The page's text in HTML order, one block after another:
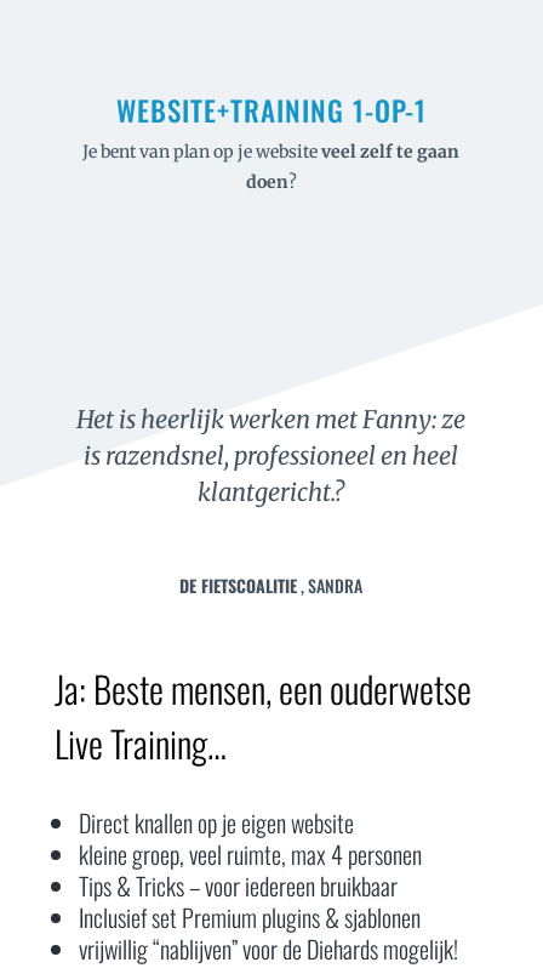
WEBSITE+TRAINING 1-OP-1
Je bent van plan op je websiteveelzelf te gaan
doen?
Het is heerlijk werken met Fanny: ze
is razendsnel, professioneel en heel
klantgericht.?
DE FIETSCOALITIE, SANDRA
Ja: Beste mensen, een ouderwetse
Live Training…
Direct knallen op je eigen website
kleine groep, veel ruimte, max 4 personen
Tips & Tricks – voor iedereen bruikbaar
Inclusief set Premium plugins & sjablonen
vrijwillig “nablijven” voor de Diehards mogelijk!